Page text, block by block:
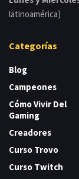
latinoamérica)
Categorías
Blog
Campeones
Cómo Vivir Del
Gaming
Creadores
Curso Trovo
Curso Twitch